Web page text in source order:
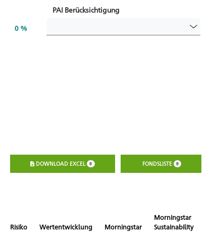
0 %
PAI Berücksichtigung
DOWNLOAD EXCEL 0 FONDSLISTE 0
Risiko
Wertentwicklung
Morningstar
Morningstar
Sustainability